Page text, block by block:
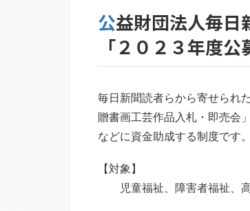
公益財団法人毎
「２０２３年度
毎日新聞読者らから寄せられ
贈書画工芸作品入札・即売会
などに資金助成する制度です
【対象】
児童福祉、障害者福祉、高